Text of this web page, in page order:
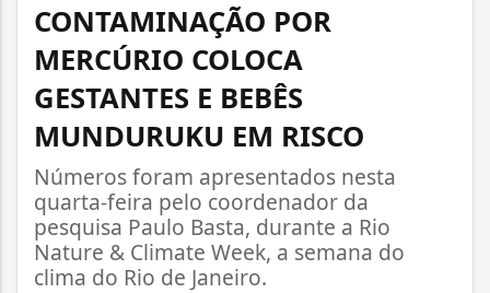
CONTAMINAÇÃO POR
MERCÚRIO COLOCA
GESTANTES E BEBÊS
MUNDURUKU EM RISCO
Números foram apresentados nesta
quarta-feira pelo coordenador da
pesquisa Paulo Basta, durante a Rio
Nature & Climate Week, a semana do
clima do Rio de Janeiro.